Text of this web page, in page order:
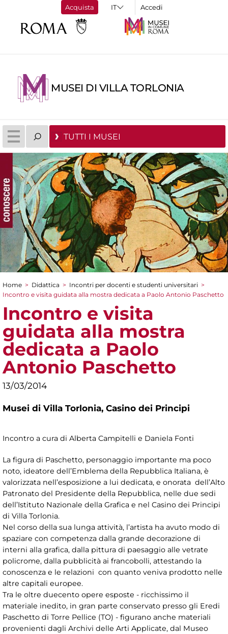
Acquista Accedi
MUSEI DI VILLA TORLONIA
TUTTI I MUSEI
Tu sei qui
Home > Didattica > Incontri per docenti e studenti universitari >
Incontro e visita guidata alla mostra dedicata a Paolo Antonio Paschetto
Incontro e visita
guidata alla mostra
dedicata a Paolo
Antonio Paschetto
13/03/2014
Musei di Villa Torlonia, Casino dei Principi
Incontro a cura di Alberta Campitelli e Daniela Fonti
La figura di Paschetto, personaggio importante ma poco
noto, ideatore dell’Emblema della Repubblica Italiana, è
valorizzata nell’esposizione a lui dedicata, e onorata dell’Alto
Patronato del Presidente della Repubblica, nelle due sedi
dell’Istituto Nazionale della Grafica e nel Casino dei Principi
di Villa Torlonia.
Nel corso della sua lunga attività, l’artista ha avuto modo di
spaziare con competenza dalla grande decorazione di
interni alla grafica, dalla pittura di paesaggio alle vetrate
policrome, dalla pubblicità ai francobolli, attestando la
conoscenza e le relazioni con quanto veniva prodotto nelle
altre capitali europee.
Tra le oltre duecento opere esposte - ricchissimo il
materiale inedito, in gran parte conservato presso gli Eredi
Paschetto di Torre Pellice (TO) - figurano anche materiali
provenienti dagli Archivi delle Arti Applicate, dal Museo